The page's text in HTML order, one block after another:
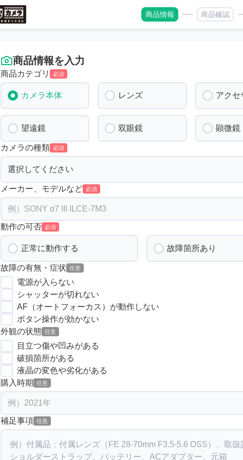
商品情報 商品確認
商品情報を入力
商品カテゴリ 必須
カメラ本体 レンズ アクセ
望遠鏡 双眼鏡 顕微鏡
カメラの種類 必須
メーカー、モデルなど 必須
動作の可否 必須
正常に動作する 故障箇所あり
故障の有無・症状 任意
電源が入らない
シャッターが切れない
AF（オートフォーカス）が動作しない
ボタン操作が効かない
外観の状態 任意
目立つ傷や凹みがある
破損箇所がある
液晶の変色や劣化がある
購入時期
任意
補足事項 任意